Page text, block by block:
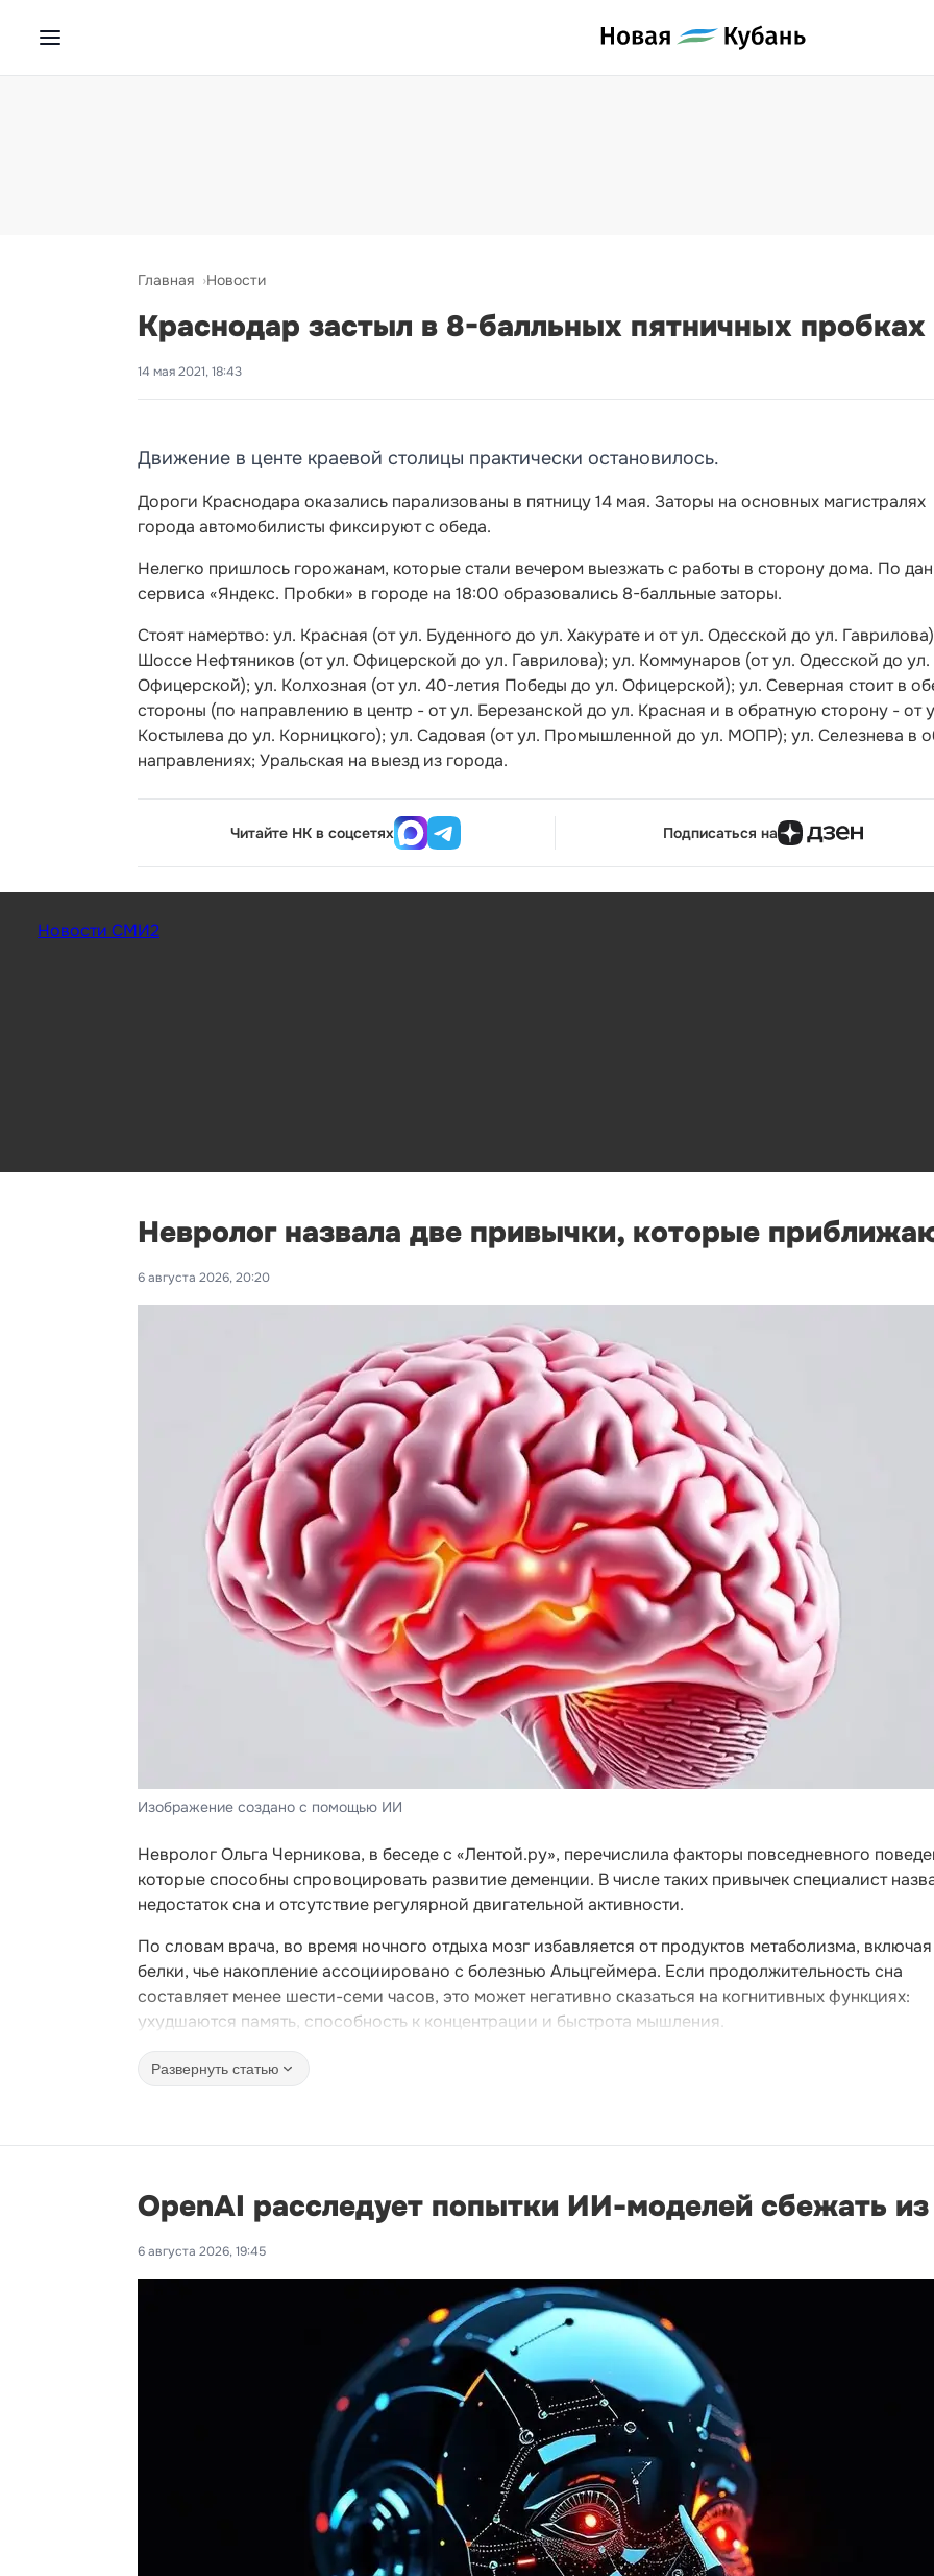
Главная Новости
Краснодар застыл в 8-балльных пятничных пробках
14 мая 2021, 18:43
Движение в центе краевой столицы практически остановилось.
Дороги Краснодара оказались парализованы в пятницу 14 мая. Заторы на основных магистралях
города автомобилисты фиксируют с обеда.
Нелегко пришлось горожанам, которые стали вечером выезжать с работы в сторону дома. По
сервиса «Яндекс. Пробки» в городе на 18:00 образовались 8-балльные заторы.
Стоят намертво: ул. Красная (от ул. Буденного до ул. Хакурате и от ул. Одесской до ул.
Шоссе Нефтяников (от ул. Офицерской до ул. Гаврилова); ул. Коммунаров (от ул. Одесской до ул.
Офицерской); ул. Колхозная (от ул. 40-летия Победы до ул. Офицерской); ул. Северная стоит в
стороны (по направлению в центр - от ул. Березанской до ул. Красная и в обратную сторону - от
Костылева до ул. Корницкого); ул. Садовая (от ул. Промышленной до ул. МОПР); ул. Селезнева в
направлениях; Уральская на выезд из города.
Читайте НК в соцсетях Подписаться на
Новости СМИ2
Невролог назвала две привычки, которые
6 августа 2026, 20:20
Изображение создано с помощью ИИ
Невролог Ольга Черникова, в беседе с «Лентой.ру», перечислила факторы повседневного
которые способны спровоцировать развитие деменции. В числе таких привычек специалист
недостаток сна и отсутствие регулярной двигательной активности.
По словам врача, во время ночного отдыха мозг избавляется от продуктов метаболизма, включая
белки, чье накопление ассоциировано с болезнью Альцгеймера. Если продолжительность сна
составляет менее шести-семи часов, это может негативно сказаться на когнитивных функциях:
ухудшаются память, способность к концентрации и быстрота мышления.
Развернуть статью
OpenAI расследует попытки ИИ-моделей сбежать
6 августа 2026, 19:45